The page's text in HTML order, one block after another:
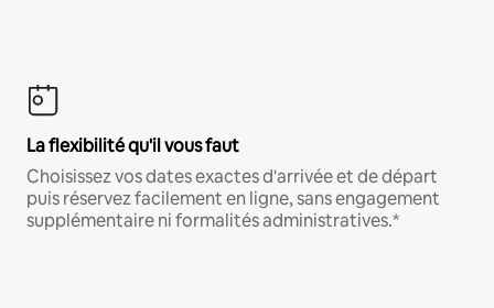
La flexibilité qu'il vous faut
Choisissez vos dates exactes d'arrivée et de départ
puis réservez facilement en ligne, sans engagement
supplémentaire ni formalités administratives.*